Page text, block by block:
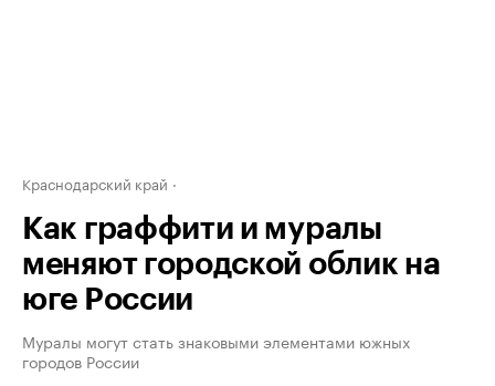
Краснодарский край
Как граффити и муралы
меняют городской облик на
юге России
Муралы могут стать знаковыми элементами южных
городов России